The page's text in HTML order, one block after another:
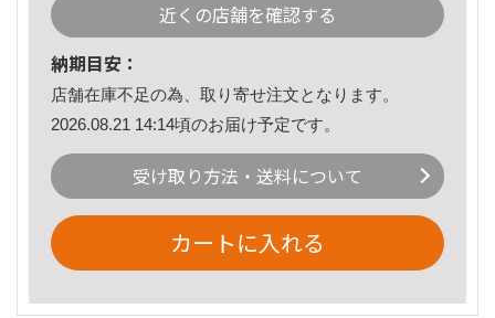
近くの店舗を確認する
納期目安：
店舗在庫不足の為、取り寄せ注文となります。
2026.08.21 14:14頃のお届け予定です。
受け取り方法・送料について
カートに入れる